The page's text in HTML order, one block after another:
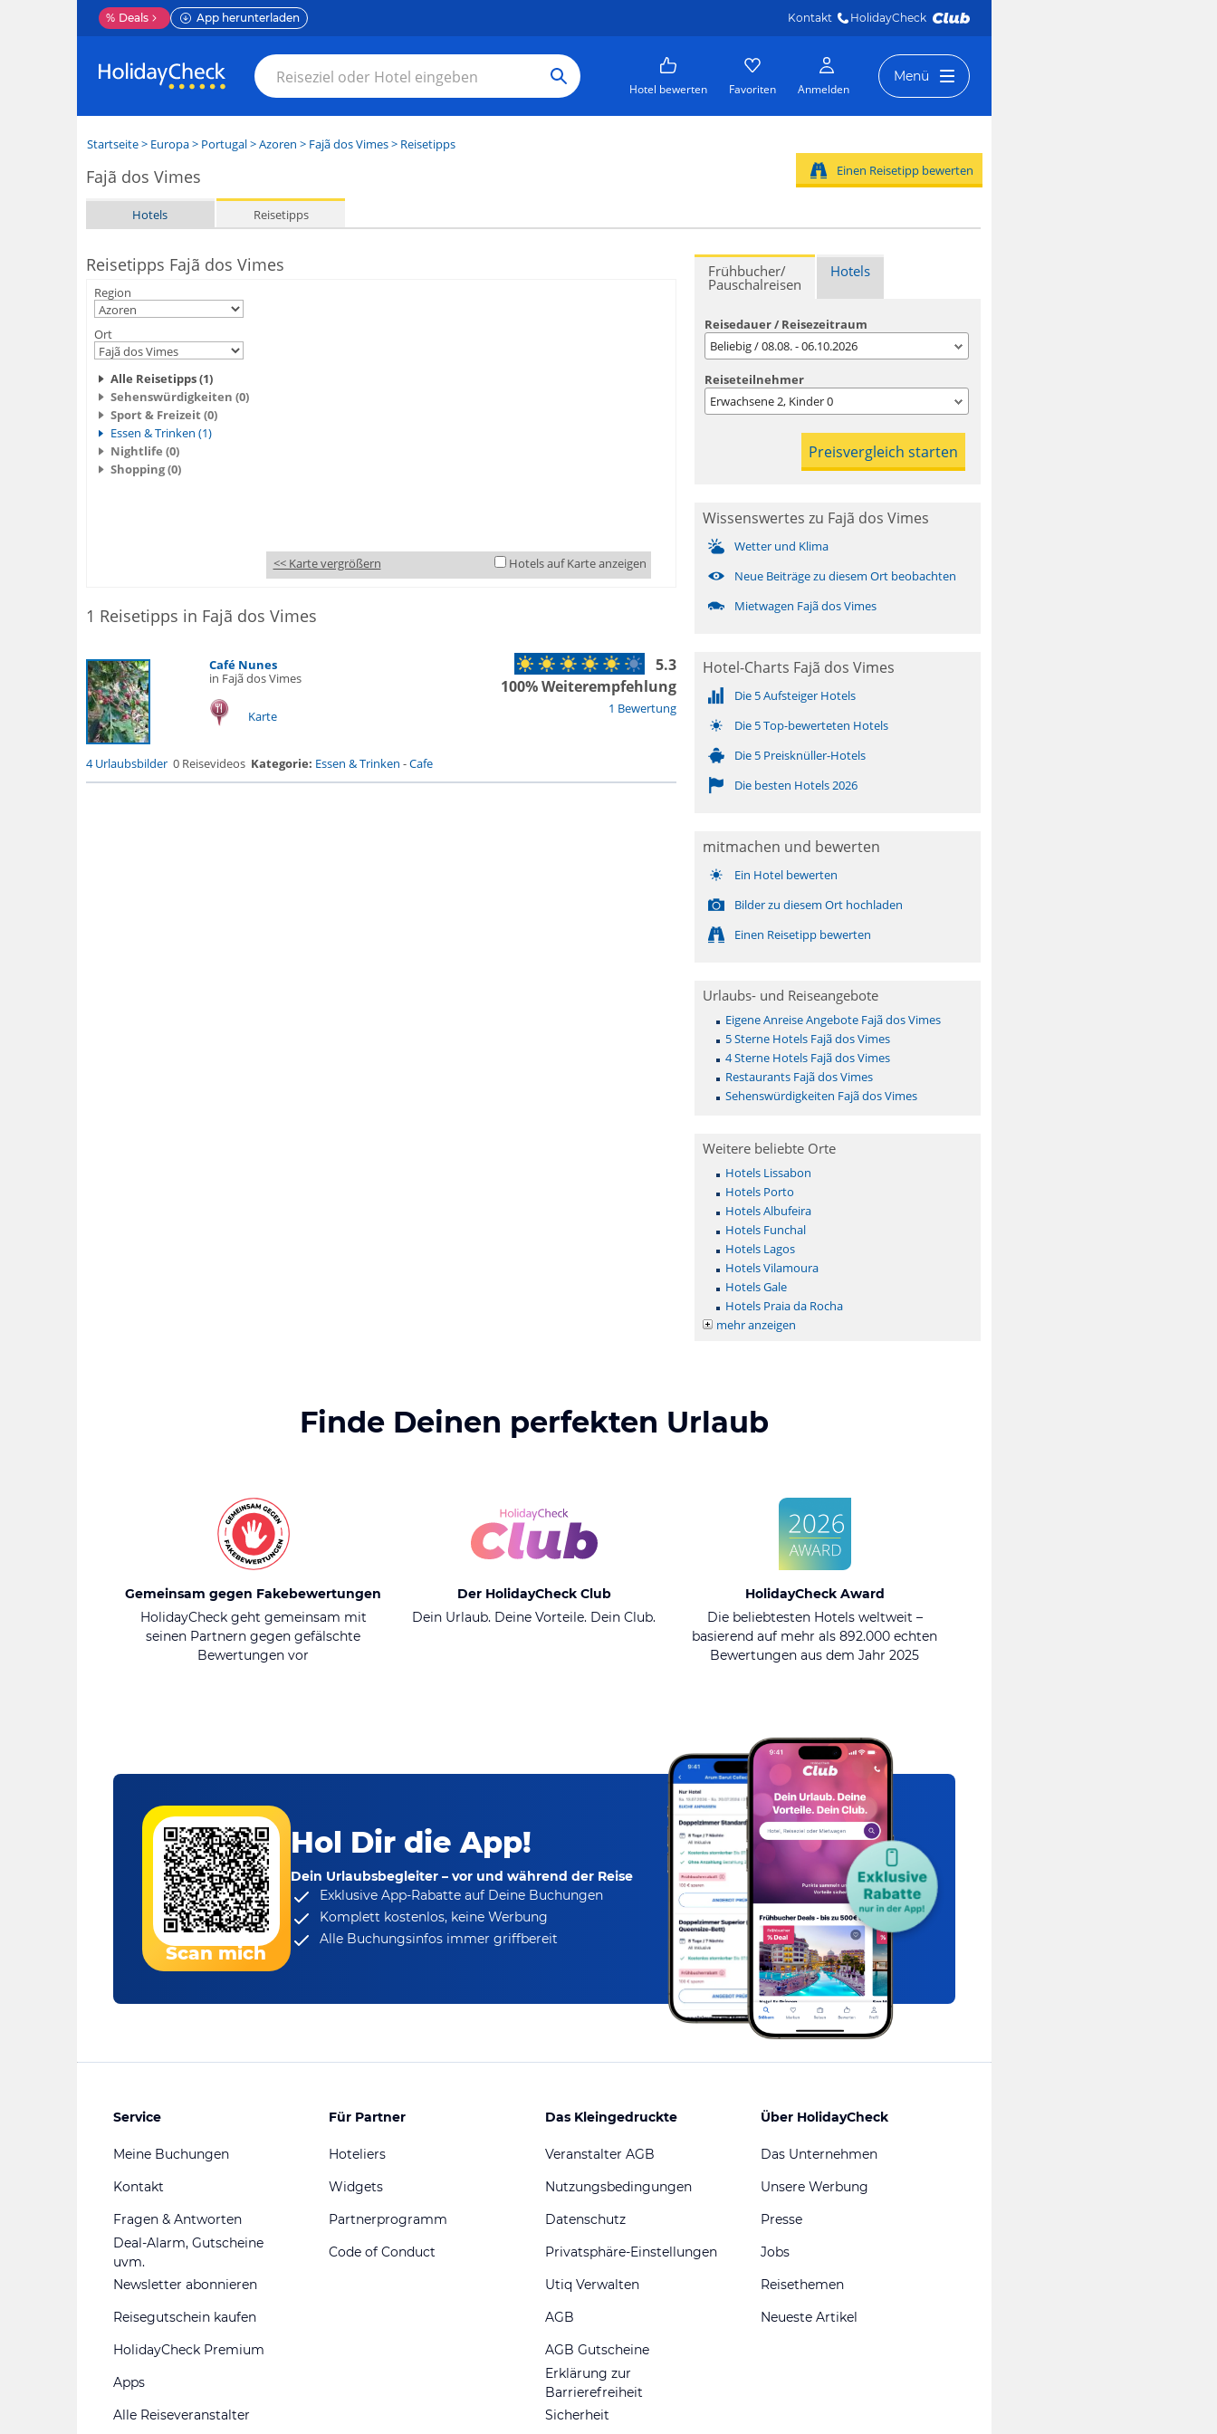
% Deals App herunterladen Kontakt HolidayCheck
Hotel bewerten Favoriten Anmelden
Menü
Startseite> Europa> Portugal>Azoren > Fajã dos Vimes> Reisetipps
Fajã dos Vimes
Hotels Reisetipps
Einen Reisetipp bewerten
Reisetipps Fajã dos Vimes
Region
Ort
Alle Reisetipps (1)
Sehenswürdigkeiten (0)
Sport & Freizeit (0)
Essen & Trinken (1)
Nightlife (0)
Shopping (0)
<< Karte vergrößern Hotels auf Karte anzeigen
1 Reisetipps in Fajã dos Vimes
Café Nunes
in Fajã dos Vimes
Karte 1 Bewertung
5.3
100% Weiterempfehlung
4 Urlaubsbilder 0 Reisevideos Kategorie: Essen & Trinken -Cafe
Frühbucher/
Pauschalreisen
Hotels
Reisedauer / Reisezeitraum
Beliebig / 08.08. - 06.10.2026
Reiseteilnehmer
Erwachsene2, Kinder0
Wissenswertes zu Fajã dos Vimes
Wetter und Klima
Neue Beiträge zu diesem Ort beobachten
Mietwagen Fajã dos Vimes
Hotel-Charts Fajã dos Vimes
Die 5 Aufsteiger Hotels
Die 5 Top-bewerteten Hotels
Die 5 Preisknüller-Hotels
Die besten Hotels 2026
mitmachen und bewerten
Ein Hotel bewerten
Bilder zu diesem Ort hochladen
Einen Reisetipp bewerten
Urlaubs- und Reiseangebote
Eigene Anreise Angebote Fajã dos Vimes
5 Sterne Hotels Fajã dos Vimes
4 Sterne Hotels Fajã dos Vimes
Restaurants Fajã dos Vimes
Sehenswürdigkeiten Fajã dos Vimes
Weitere beliebte Orte
Hotels Lissabon
Hotels Porto
Hotels Albufeira
Hotels Funchal
Hotels Lagos
Hotels Vilamoura
Hotels Gale
Hotels Praia da Rocha
mehr anzeigen
Finde Deinen perfekten Urlaub
Gemeinsam gegen Fakebewertungen
HolidayCheck geht gemeinsam mit
seinen Partnern gegen gefälschte
Bewertungen vor
Der HolidayCheck Club
Dein Urlaub. Deine Vorteile. Dein Club.
HolidayCheck Award
Die beliebtesten Hotels weltweit –
basierend auf mehr als 892.000 echten
Bewertungen aus dem Jahr 2025
Scan mich
Hol Dir die App!
Dein Urlaubsbegleiter – vor und während der Reise
Exklusive App-Rabatteauf Deine Buchungen
Komplett kostenlos, keine Werbung
Alle Buchungsinfos immer griffbereit
Service
Meine Buchungen
Kontakt
Fragen & Antworten
Deal-Alarm, Gutscheine
uvm.
Newsletter abonnieren
Reisegutschein kaufen
HolidayCheck Premium
Apps
Alle Reiseveranstalter
Für Partner
Hoteliers
Widgets
Partnerprogramm
Code of Conduct
Das Kleingedruckte
Veranstalter AGB
Nutzungsbedingungen
Datenschutz
Privatsphäre-Einstellungen
Utiq Verwalten
AGB
AGB Gutscheine
Erklärung zur
Barrierefreiheit
Sicherheit
Über HolidayCheck
Das Unternehmen
Unsere Werbung
Presse
Jobs
Reisethemen
Neueste Artikel